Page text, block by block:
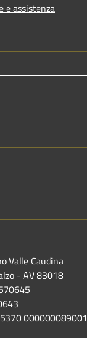
e assistenza
Valle Caudina
- AV 83018
000000089001